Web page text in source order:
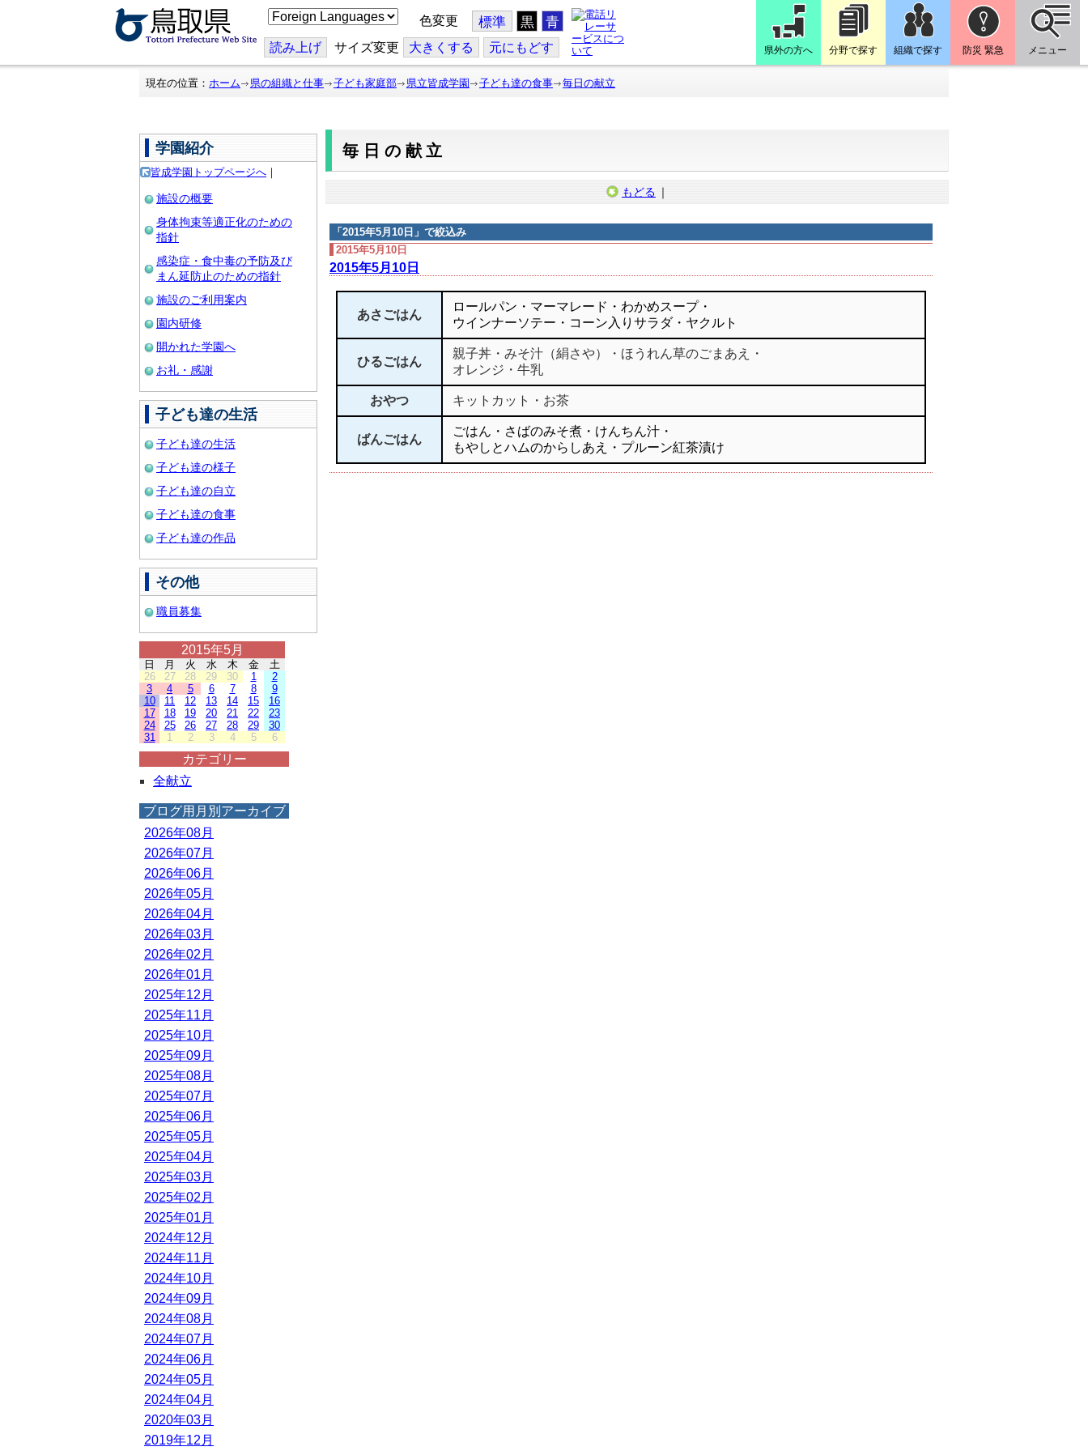
こ
の
ジ
を
翻
色変更 標準 黒 青
読み上げ サイズ変更 大きくする 元にもどす 県外の方へ 分野で探す 組織で探す 防災 緊急 メニュー
現在の位置： ホーム 県の組織と仕事 子ども家庭部 県立皆成学園 子ども達の食事 毎日の献立
学園紹介
皆成学園トップページへ ｜
施設の概要
身体拘束等適正化のための
指針
感染症・食中毒の予防及び
まん延防止のための指針
施設のご利用案内
園内研修
開かれた学園へ
お礼・感謝
子ども達の生活
子ども達の生活
子ども達の様子
子ども達の自立
子ども達の食事
子ども達の作品
その他
職員募集
2015年5月
日 月 火 水 木 金
土
26
27 28 29 30 1
2
3
4 5 6 7 8
9
10
11 12 13 14 15
16
17
18 19 20 21 22
23
24
25 26 27 28 29
30
31
1 2 3 4 5 6
カテゴリー
全献立
ブログ用月別アーカイブ
2026年08月
2026年07月
2026年06月
2026年05月
2026年04月
2026年03月
2026年02月
2026年01月
2025年12月
2025年11月
2025年10月
2025年09月
2025年08月
2025年07月
2025年06月
2025年05月
2025年04月
2025年03月
2025年02月
2025年01月
2024年12月
2024年11月
2024年10月
2024年09月
2024年08月
2024年07月
2024年06月
2024年05月
2024年04月
2020年03月
2019年12月
毎日の献立
もどる ｜
「 2015年5月10日 」で絞込み
2015年5月10日
2015年5月10日
あさごはん
ロールパン・マーマレード・わかめスープ・
ウインナーソテー・コーン入りサラダ・ヤクルト
ひるごはん
親子丼・みそ汁（絹さや）・ほうれん草のごまあえ・
オレンジ・牛乳
おやつ キットカット・お茶
ばんごはん
ごはん・さばのみそ煮・けんちん汁・
もやしとハムのからしあえ・プルーン紅茶漬け